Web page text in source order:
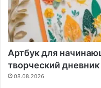
Артбук для
творческий дневник
08.08.2026